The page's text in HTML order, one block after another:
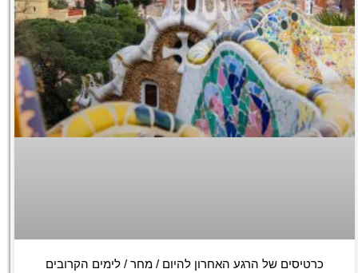
כרטיסים של הרגע האחרון להיום / מחר / לימים הקרובים